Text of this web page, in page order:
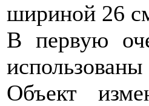
шириной 26
В первую
Объект